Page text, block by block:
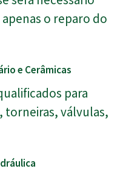
o reparo do
e Cerâmicas
para
torneiras, válvulas,